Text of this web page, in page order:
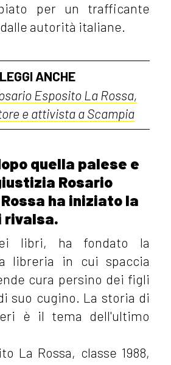
per un trafficante
autorità italiane.
LEGGI ANCHE
Esposito La Rossa,
e attivista a Scampia
quella palese e
Rosario
ha iniziato la
rivalsa.
libri, ha fondato la
libreria in cui spaccia
cura persino dei figli
suo cugino. La storia di
è il tema dell'ultimo
La Rossa, classe 1988,